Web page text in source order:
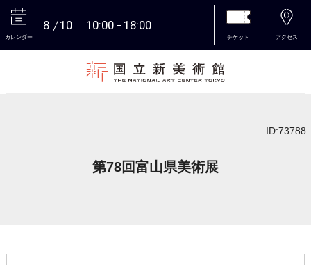
カレンダー
8 10 10:00 18:00
チケット アクセス
ID:73788
第78回富山県美術展